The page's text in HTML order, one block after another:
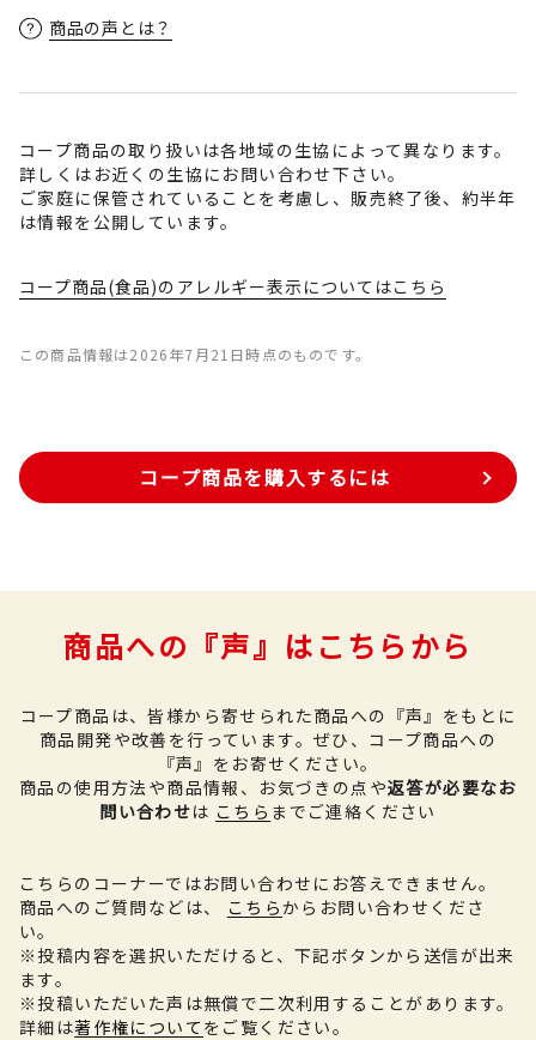
商品の声とは？
コープ商品の取り扱いは各地域の生協によって異なります。
詳しくはお近くの生協にお問い合わせ下さい。
ご家庭に保管されていることを考慮し、販売終了後、約半年
は情報を公開しています。
コープ商品(食品)のアレルギー表示についてはこちら
この商品情報は2026年7月21日時点のものです。
コープ商品を購入するには
商品への『声』はこちらから
コープ商品は、皆様から寄せられた商品への『声』をもとに
商品開発や改善を行っています。 ぜひ、コープ商品への
『声』をお寄せください。
商品の使用方法や商品情報、お気づきの点や返答が必要なお
問い合わせは こちら までご連絡ください
こちらのコーナーではお問い合わせにお答えできません。
商品へのご質問などは、
こちらからお問い合わせくださ
い。
※投稿内容を選択いただけると、下記ボタンから送信が出来
ます。
※投稿いただいた声は無償で二次利用することがあります。
詳細は著作権について をご覧ください。